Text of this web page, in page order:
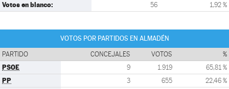
Votos en blanco: 56 1,92 %
VOTOS POR PARTIDOS EN ALMADÉN
PARTIDO CONCEJALES VOTOS %
PSOE 9 1.919 65,81 %
PP 3 655 22,46 %